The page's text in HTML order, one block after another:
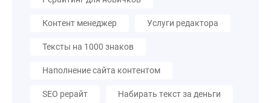
Контент менеджер Услуги редактора
Тексты на 1000 знаков
Наполнение сайта контентом
SEO рерайт Набирать текст за деньги